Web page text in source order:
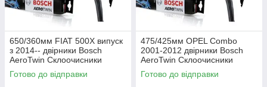
650/360мм FIAT 500X випуск
з 2014-- двірники Bosch
AeroTwin Склоочисники
Готово до відправки
475/425мм OPEL Combo
2001-2012 двірники Bosch
AeroTwin Склоочисники
Готово до відправки